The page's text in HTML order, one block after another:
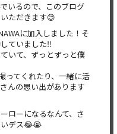
いるので、このブログ
ただきます😊
に加入しました！そ
ていました‼️
いて、ずっとずっと僕
ってくれたり、一緒に活
んの思い出があります
ローになるなんて、さ
いデス😂😭